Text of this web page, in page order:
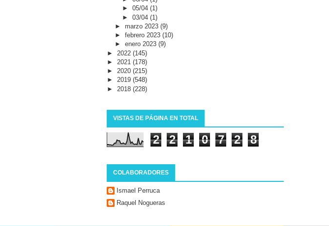
►05/04(1)
►03/04(1)
► marzo 2023 (9)
► febrero 2023 (10)
► enero 2023 (9)
► 2022 (145)
► 2021 (178)
► 2020 (215)
► 2019 (548)
► 2018 (228)
VISTAS DE PÁGINA EN TOTAL
2 2 1 0 7 2 8
COLABORADORES
Ismael Perruca
Raquel Nogueras